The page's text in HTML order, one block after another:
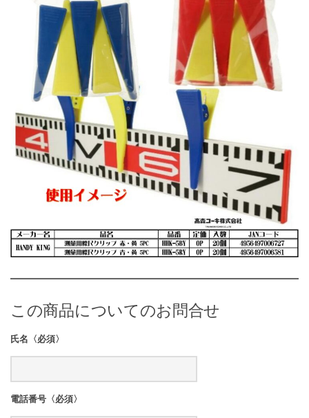
この商品についてのお問合せ
氏名〈必須〉
電話番号〈必須〉